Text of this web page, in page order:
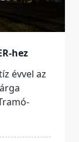
hez
évvel az